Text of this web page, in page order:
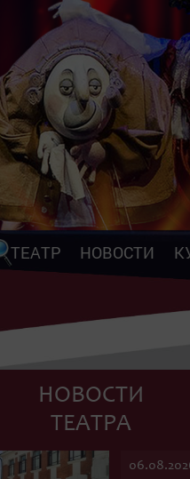
ТЕАТР НОВОСТИ
НОВОСТИ
ТЕАТРА